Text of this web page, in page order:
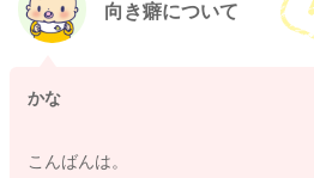
向き癖について
かな
こんばんは。